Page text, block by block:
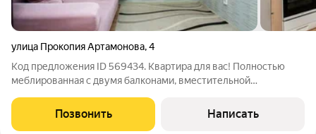
улица Прокопия Артамонова,4
Код предложения ID 569434. Квартира для вас! Полностью
меблированная с двумя балконами, вместительной
уложен ламинат, сделаны натяжные потолки с точечным
освещением и подсветкой, заменены
Позвонить Написать